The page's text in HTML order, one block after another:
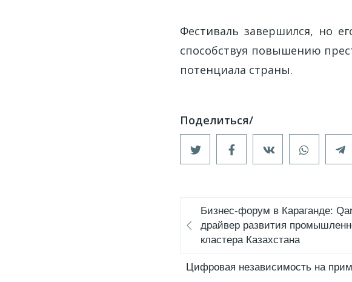
Фестиваль завершился, но
способствуя повышению
потенциала страны.
Бизнес-форум в Караганде:
драйвер развития
кластера Казахстана
Цифровая независимость на